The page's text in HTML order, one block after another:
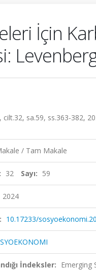
İçin
cilt.32, sa.59, ss.363-382,
/ Tam Makale
32 Sayı: 59
2024
10.17233/
İndeksler: Emerging